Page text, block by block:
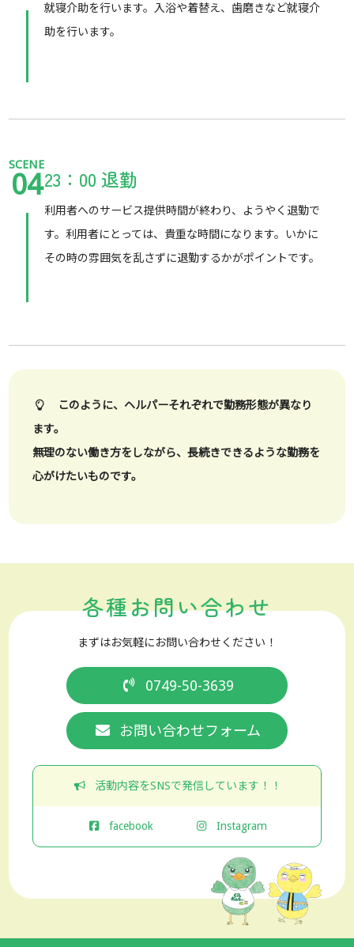
就寝介助を行います。入浴や着替え、歯磨きなど就寝介
助を行います。
SCENE
0423：00 退勤
利用者へのサービス提供時間が終わり、ようやく退勤で
す。利用者にとっては、貴重な時間になります。いかに
その時の雰囲気を乱さずに退勤するかがポイントです。
このように、ヘルパーそれぞれで勤務形態が異なり
ます。
無理のない働き方をしながら、長続きできるような勤務を
心がけたいものです。
各種お問い合わせ
まずはお気軽にお問い合わせください！
0749-50-3639
お問い合わせフォーム
活動内容をSNSで発信しています！！
facebook Instagram